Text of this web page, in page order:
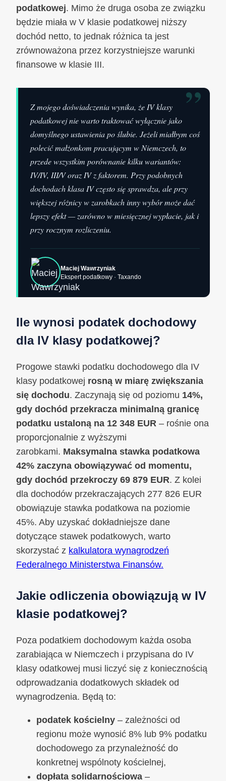
podatkowej. Mimo że druga osoba ze związku
będzie miała w V klasie podatkowej niższy
dochód netto, to jednak różnica ta jest
zrównoważona przez korzystniejsze warunki
finansowe w klasie III.
”
Z mojego doświadczenia wynika, że IV klasy
podatkowej nie warto traktować wyłącznie jako
domyślnego ustawienia po ślubie. Jeżeli miałbym coś
polecić małżonkom pracującym w Niemczech, to
przede wszystkim porównanie kilku wariantów:
IV/IV, III/V oraz IV z faktorem. Przy podobnych
dochodach klasa IV często się sprawdza, ale przy
większej różnicy w zarobkach inny wybór może dać
lepszy efekt — zarówno w miesięcznej wypłacie, jak i
przy rocznym rozliczeniu.
Maciej Wawrzyniak
Ekspert podatkowy · Taxando
Ile wynosi podatek dochodowy
dla IV klasy podatkowej?
Progowe stawki podatku dochodowego dla IV
klasy podatkowej rosną w miarę zwiększania
się dochodu. Zaczynają się od poziomu 14%,
gdy dochód przekracza minimalną granicę
podatku ustaloną na 12 348 EUR – rośnie ona
proporcjonalnie z wyższymi
zarobkami. Maksymalna stawka podatkowa
42% zaczyna obowiązywać od momentu,
gdy dochód przekroczy 69 879 EUR. Z kolei
dla dochodów przekraczających 277 826 EUR
obowiązuje stawka podatkowa na poziomie
45%. Aby uzyskać dokładniejsze dane
dotyczące stawek podatkowych, warto
skorzystać z kalkulatora wynagrodzeń
Federalnego Ministerstwa Finansów.
Jakie odliczenia obowiązują w IV
klasie podatkowej?
Poza podatkiem dochodowym każda osoba
zarabiająca w Niemczech i przypisana do IV
klasy odatkowej musi liczyć się z koniecznością
odprowadzania dodatkowych składek od
wynagrodzenia. Będą to:
podatek kościelny – zależności od
regionu może wynosić 8% lub 9% podatku
dochodowego za przynależność do
konkretnej wspólnoty kościelnej,
dopłata solidarnościowa –